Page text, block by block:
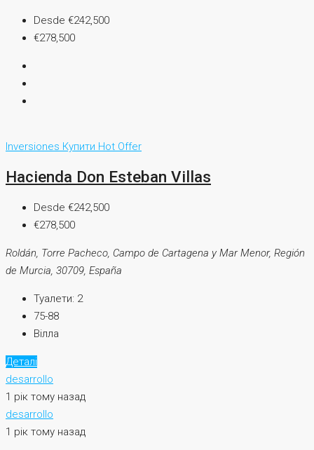
Desde €242,500
€278,500
Inversiones Купити Hot Offer
Hacienda Don Esteban Villas
Desde €242,500
€278,500
Roldán, Torre Pacheco, Campo de Cartagena y Mar Menor, Región
de Murcia, 30709, España
Туалети: 2
75-88
Вілла
Деталі
desarrollo
1 рік тому назад
desarrollo
1 рік тому назад